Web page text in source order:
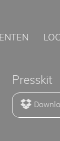
Presskit